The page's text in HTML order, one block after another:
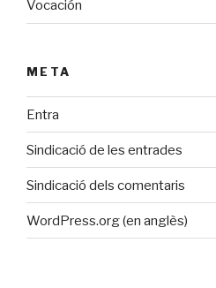
Vocación
META
Entra
Sindicació de les entrades
Sindicació dels comentaris
WordPress.org (en anglès)